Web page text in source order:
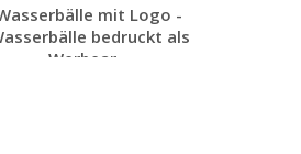
mit Logo -
bedruckt als
Werbear...